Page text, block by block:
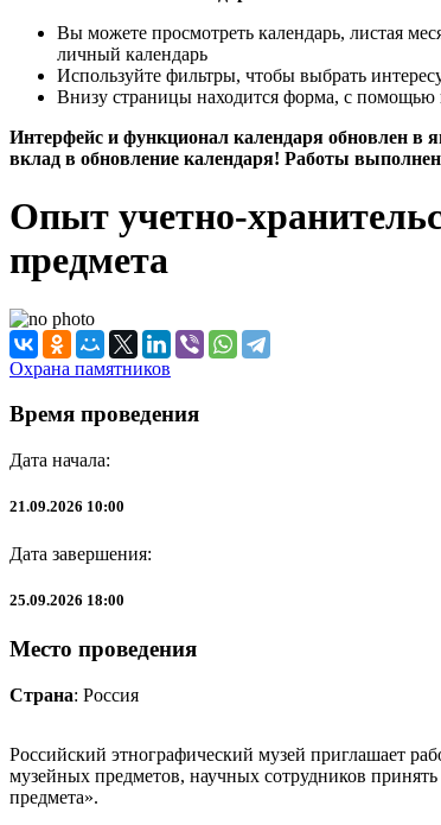
Вы можете просмотреть календарь, листая
личный календарь
Используйте фильтры, чтобы выбрать
Внизу страницы находится форма, с помощью
Интерфейс и функционал календаря обновлен в
вклад в обновление календаря! Работы
Опыт учетно-
предмета
Охрана памятников
Время проведения
Дата начала:
21.09.2026 10:00
Дата завершения:
25.09.2026 18:00
Место проведения
Страна: Россия
Российский этнографический музей приглашает
музейных предметов, научных сотрудников
предмета».